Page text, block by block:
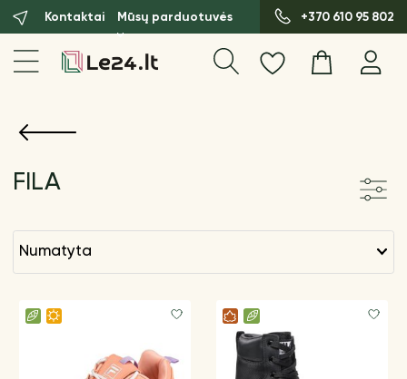
Kontaktai Mūsų parduotuvės +370 610 95 802
FILA
numatyta